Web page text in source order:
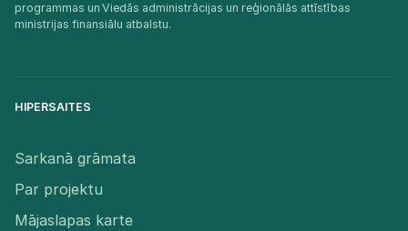
programmas un Viedās administrācijas un reģionālās attīstības
ministrijas finansiālu atbalstu.​
HIPERSAITES
Sarkanā grāmata
Par projektu
Mājaslapas karte